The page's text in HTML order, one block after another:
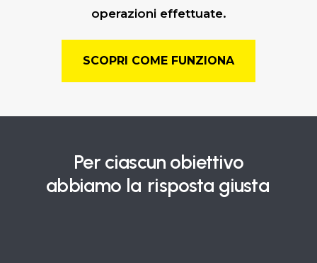
operazioni effettuate.
SCOPRI COME FUNZIONA
Per ciascun obiettivo
abbiamo la risposta giusta